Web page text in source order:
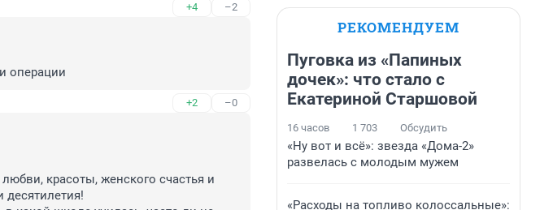
+4 –2
операции
+2 –0
красоты, женского счастья и
десятилетия!
РЕКОМЕНДУЕМ
Пуговка из «Папиных
дочек»: что стало с
Екатериной Старшовой
16 часов 1 703 Обсудить
«Ну вот и всё»: звезда «Дома-2»
развелась с молодым мужем
«Расходы на топливо колоссальные»: